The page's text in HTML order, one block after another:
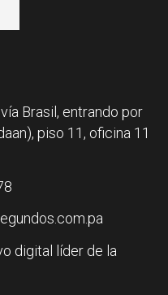
Brasil, entrando por
piso 11, oficina 11
digital líder de la